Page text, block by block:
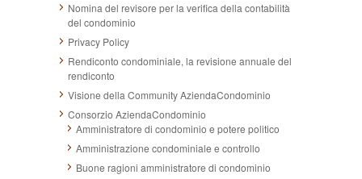
Nomina del revisore per la verifica della contabilità
del condominio
Privacy Policy
Rendiconto condominiale, la revisione annuale del
rendiconto
Visione della Community AziendaCondominio
Consorzio AziendaCondominio
Amministratore di condominio e potere politico
Amministrazione condominiale e controllo
Buone ragioni amministratore di condominio